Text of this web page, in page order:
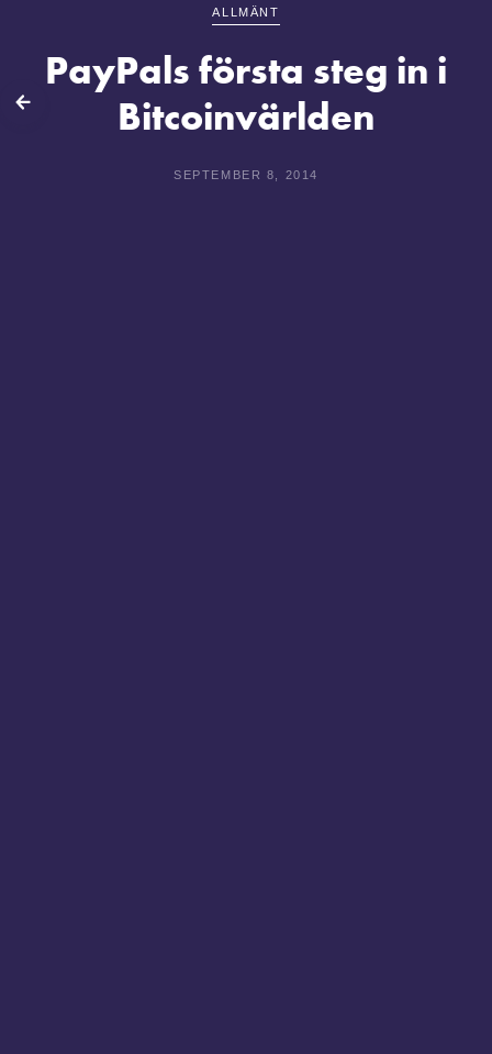
ALLMÄNT
PayPals första steg in i
Bitcoinvärlden
SEPTEMBER 8, 2014